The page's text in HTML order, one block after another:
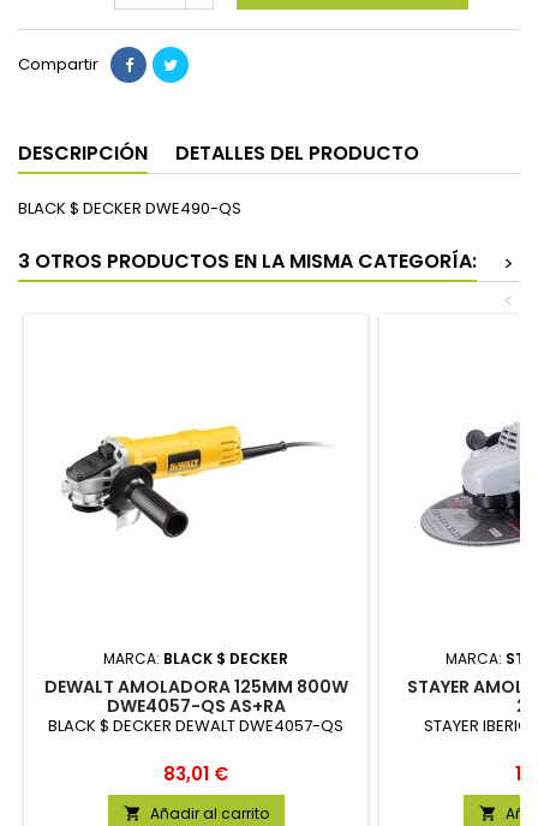
Compartir
DESCRIPCIÓN DETALLES DEL PRODUCTO
BLACK $ DECKER DWE490-QS
3 OTROS PRODUCTOS EN LA MISMA CATEGORÍA:
>
<
MARCA: BLACK $ DECKER
DEWALT AMOLADORA 125MM 800W
DWE4057-QS AS+RA
BLACK $ DECKER DEWALT DWE4057-QS
Precio
83,01 €
 Añadir al carrito
MARCA:
STAYER
STAYER
